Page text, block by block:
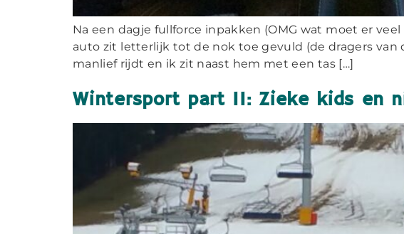
Na een dagje fullforce inpakken (OMG wat moet er
auto zit letterlijk tot de nok toe gevuld (de dragers
manlief rijdt en ik zit naast hem met een tas […]
Wintersport part II: Zieke kids en